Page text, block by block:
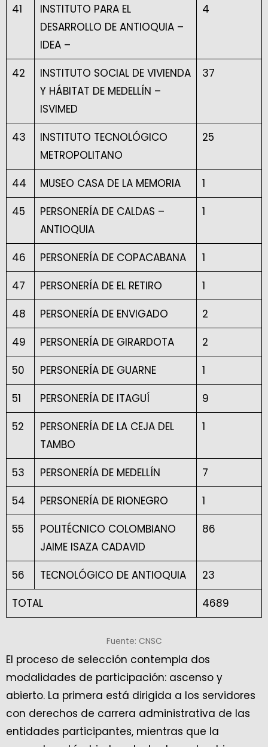
41
INSTITUTO PARA EL
DESARROLLO DE ANTIOQUIA –
IDEA –
4
42
INSTITUTO SOCIAL DE VIVIENDA
Y HÁBITAT DE MEDELLÍN –
ISVIMED
37
43
INSTITUTO TECNOLÓGICO
METROPOLITANO
25
44 MUSEO CASA DE LA MEMORIA
1
45
PERSONERÍA DE CALDAS –
ANTIOQUIA
1
46 PERSONERÍA DE COPACABANA
1
47
PERSONERÍA DE EL RETIRO
1
48
PERSONERÍA DE ENVIGADO
2
49
PERSONERÍA DE GIRARDOTA
2
50
PERSONERÍA DE GUARNE
1
51
PERSONERÍA DE ITAGUÍ
9
52
PERSONERÍA DE LA CEJA DEL
TAMBO
1
53 PERSONERÍA DE MEDELLÍN
7
54
PERSONERÍA DE RIONEGRO
1
55
POLITÉCNICO COLOMBIANO
JAIME ISAZA CADAVID
86
56 TECNOLÓGICO DE ANTIOQUIA
23
TOTAL
4689
Fuente: CNSC
El proceso de selección contempla dos
modalidades de participación: ascenso y
abierto. La primera está dirigida a los servidores
con derechos de carrera administrativa de las
entidades participantes, mientras que la